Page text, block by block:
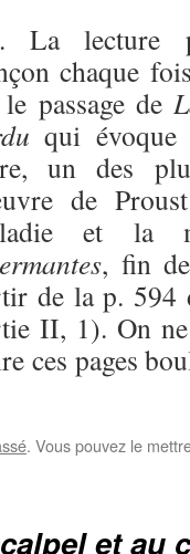
La lecture
chaque
le passage de
qui
un des
de
et la
, fin
de la p. 594
II, 1). On
ces pages
. Vous pouvez le
et au